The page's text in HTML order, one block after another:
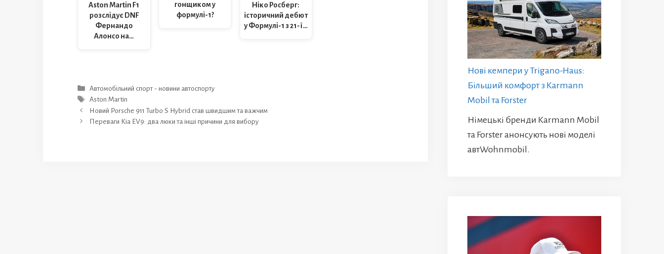
Aston Martin F1
розслідує DNF
Фернандо
Алонсо на…
гонщиком у
формулі-1?
Ніко Росберг:
історичний дебют
у Формулі-1 з 21-ї…
Категорії
Автомобільний спорт - новини автоспорту
Позначки
Aston Martin
Новий Porsche 911 Turbo S Hybrid став швидшим та важчим
Переваги Kia EV9: два люки та інші причини для вибору
Нові кемпери у Trigano-Haus:
Більший комфорт з Karmann
Mobil та Forster
Німецькі бренди Karmann Mobil
та Forster анонсують нові моделі
автWohnmobil.